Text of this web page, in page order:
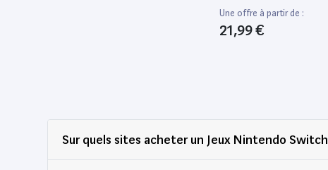
Funstock
Switch
Une offre à partir de :
21,99 €
Sur quels sites acheter un Jeux Nintendo Switch